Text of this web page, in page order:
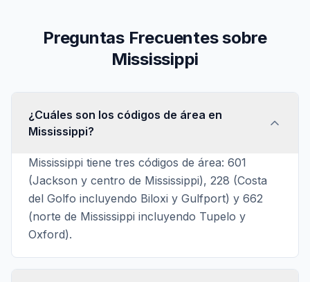
Preguntas Frecuentes sobre
Mississippi
¿Cuáles son los códigos de área en
Mississippi?
Mississippi tiene tres códigos de área: 601
(Jackson y centro de Mississippi), 228 (Costa
del Golfo incluyendo Biloxi y Gulfport) y 662
(norte de Mississippi incluyendo Tupelo y
Oxford).